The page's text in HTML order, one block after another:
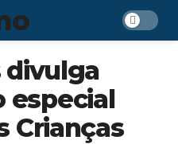
divulga
especial
Crianças